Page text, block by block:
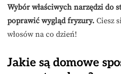
Wybór właściwych narzędzi do
poprawić wygląd fryzury. Ciesz
włosów na co dzień!
Jakie są domowe